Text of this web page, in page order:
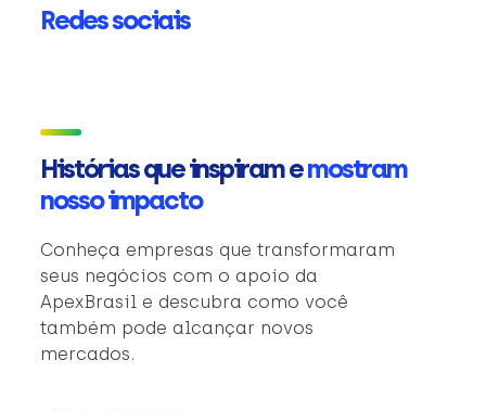
Redes sociais
Histórias que inspiram emostram
nosso impacto
Conheça empresas que transformaram
seus negócios com o apoio da
ApexBrasil e descubra como você
também pode alcançar novos
mercados.